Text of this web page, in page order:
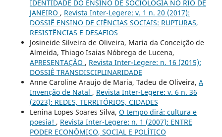
IDENTIDADE DO ENSINO DE SOCIOLOGIA NO RIO DE
JANEIRO , Revista Inter-Legere: v. 1 n. 20 (2017):
DOSSIÊ ENSINO DE CIÊNCIAS SOCIAIS: RUPTURAS,
RESISTÊNCIAS E DESAFIOS
Josineide Silveira de Oliveira, Maria da Conceição de
Almeida, Thiago Isaias Nóbrega de Lucena,
APRESENTAÇÃO , Revista Inter-Legere: n. 16 (2015):
DOSSIÊ TRANSDISCIPLINARIDADE
Anne Caroline Araujo de Maria, Tadeu de Oliveira, A
Invenção de Natal , Revista Inter-Legere: v. 6 n. 36
(2023): REDES, TERRITÓRIOS, CIDADES
Lenina Lopes Soares Silva, O tempo dirá: cultura e
poesia! , Revista Inter-Legere: n. 1 (2007): ENTRE
PODER ECONÔMICO, SOCIAL E POLÍTICO